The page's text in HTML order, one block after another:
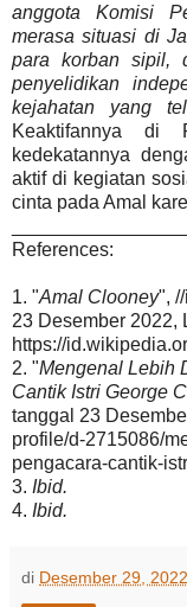
anggota Komisi
merasa situasi di
para korban sipil,
penyelidikan
kejahatan yang
Keaktifannya di
kedekatannya
aktif di kegiatan
cinta pada Amal
References:
1. "Amal Clooney",
23 Desember 2022,
https://
2. "Mengenal Lebih
Cantik Istri George
tanggal 23
profile/d-2715086/
pengacara-cantik-
3. Ibid.
4. Ibid.
di Desember 29, 2022